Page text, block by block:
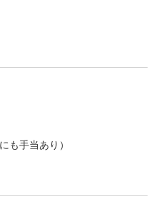
も手当あり）